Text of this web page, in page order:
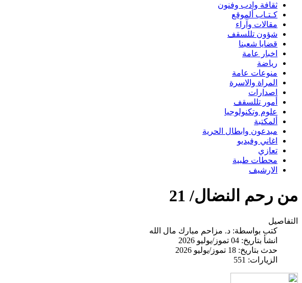
ثقافة وادب وفنون
كـتـاب ألموقع
مقالات وآراء
شؤون تللسقف
قضايا شعبنا
اخبار عامة
رياضة
منوعات عامة
المراة والاسرة
اصدارات
أمور تللسقف
علوم وتكنولوجيا
ألمكتبة
مبدعون وابطال الحرية
اغاني وفيديو
تعازي
محطات طبية
الارشيف
من رحم النضال/ 21
التفاصيل
كتب بواسطة: د. مزاحم مبارك مال الله
انشأ بتاريخ: 04 تموز/يوليو 2026
حدث بتاريخ: 18 تموز/يوليو 2026
الزيارات: 551